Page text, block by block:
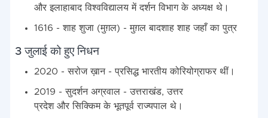
और इलाहाबाद विश्वविद्यालय में दर्शन विभाग के अध्यक्ष थे।
1616 - शाह शुजा (मुग़ल) - मुग़ल बादशाह शाह जहाँ का पुत्र
3 जुलाई को हुए निधन
2020 - सरोज ख़ान - प्रसिद्ध भारतीय कोरियोग्राफर थीं।
2019 - सुदर्शन अग्रवाल - उत्तराखंड, उत्तर
प्रदेश और सिक्किम के भूतपूर्व राज्यपाल थे।